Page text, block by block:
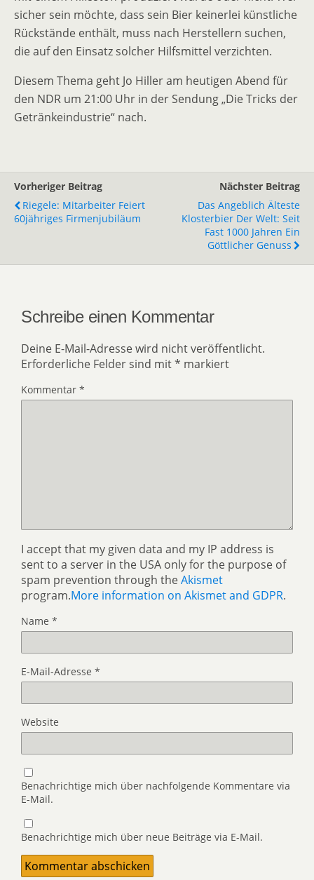
sicher sein möchte, dass sein Bier keinerlei künstliche
Rückstände enthält, muss nach Herstellern suchen,
die auf den Einsatz solcher Hilfsmittel verzichten.
Diesem Thema geht Jo Hiller am heutigen Abend für
den NDR um 21:00 Uhr in der Sendung „Die Tricks der
Getränkeindustrie“ nach.
Vorheriger Beitrag
Riegele: Mitarbeiter Feiert
60jähriges Firmenjubiläum
Nächster Beitrag
Das Angeblich Älteste
Klosterbier Der Welt: Seit
Fast 1000 Jahren Ein
Göttlicher Genuss
Schreibe einen Kommentar
Deine E-Mail-Adresse wird nicht veröffentlicht.
Erforderliche Felder sind mit* markiert
Kommentar *
I accept that my given data and my IP address is
sent to a server in the USA only for the purpose of
spam prevention through theAkismet
program.More information on Akismet and GDPR.
Name *
E-Mail-Adresse *
Website
Benachrichtige mich über nachfolgende Kommentare via
E-Mail.
Benachrichtige mich über neue Beiträge via E-Mail.